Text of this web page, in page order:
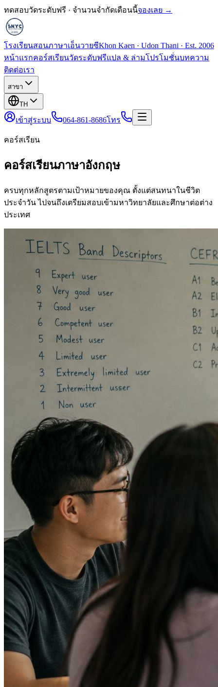
ทดสอบวัดระดับฟรี · จำนวนจำกัดเดือนนี้จองเลย →
โรงเรียนสอนภาษาเอ็นวายซีKhon Kaen · Udon Thani · Est. 2006
หน้าแรกคอร์สเรียนวัดระดับฟรีแปล & ล่ามโปรโมชั่นบทความ
ติดต่อเรา
สาขา
TH
เข้าสู่ระบบ 064-861-8686โทร
คอร์สเรียน
คอร์สเรียนภาษาอังกฤษ
ครบทุกหลักสูตรตามเป้าหมายของคุณ ตั้งแต่สนทนาในชีวิต
ประจำวัน ไปจนถึงเตรียมสอบเข้ามหาวิทยาลัยและศึกษาต่อต่าง
ประเทศ